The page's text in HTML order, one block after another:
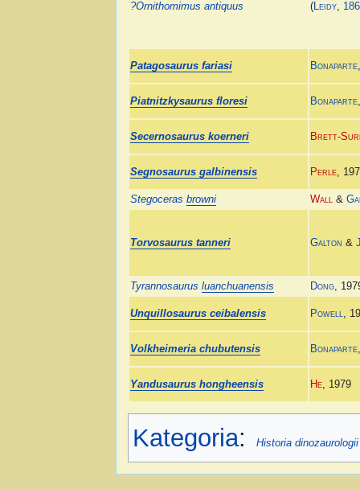
?Ornithomimus antiquus (Leidy,
Patagosaurus fariasi Bonaparte
Piatnitzkysaurus floresi Bonaparte
Secernosaurus koerneri Brett-
Segnosaurus galbinensis Perle,
Stegocerasbrowni Wall &
Torvosaurus tanneri Galton &
Tyrannosaurusluanchuanensis Dong,
Unquillosaurus ceibalensis Powell,
Volkheimeria chubutensis Bonaparte
Yandusaurus hongheensis He, 1979
Kategoria: Historia dinozaurologii